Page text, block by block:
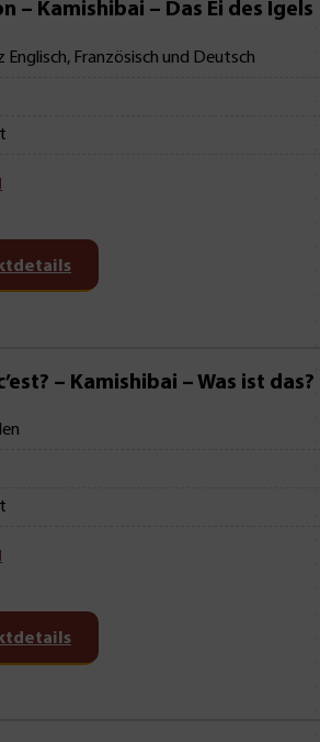
– Kamishibai – Das Ei des Igels
Französisch und Deutsch
– Kamishibai – Was ist das?